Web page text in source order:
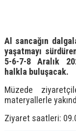
Al sancağın
yaşatmayı
5-6-7-8 Aralık
halkla buluşacak.
Müzede
materyallerle
Ziyaret saatleri: